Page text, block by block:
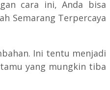
cara ini, Anda bisa
Semarang Terpercaya
Ini tentu menjadi
yang mungkin tiba